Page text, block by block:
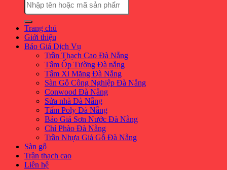
Trang chủ
Giới thiệu
Báo Giá Dịch Vụ
Trần Thạch Cao Đà Nẵng
Tấm Ốp Tường Đà nẵng
Tấm Xi Măng Đà Nẵng
Sàn Gỗ Công Nghiệp Đà Nẵng
Conwood Đà Nẵng
Sửa nhà Đà Nẵng
Tấm Poly Đà Nẵng
Báo Giá Sơn Nước Đà Nẵng
Chỉ Phào Đà Nẵng
Trần Nhựa Giả Gỗ Đà Nẵng
Sàn gỗ
Trần thạch cao
Liên hệ